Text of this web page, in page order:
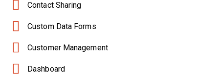
Contact Sharing
Custom Data Forms
Customer Management
Dashboard